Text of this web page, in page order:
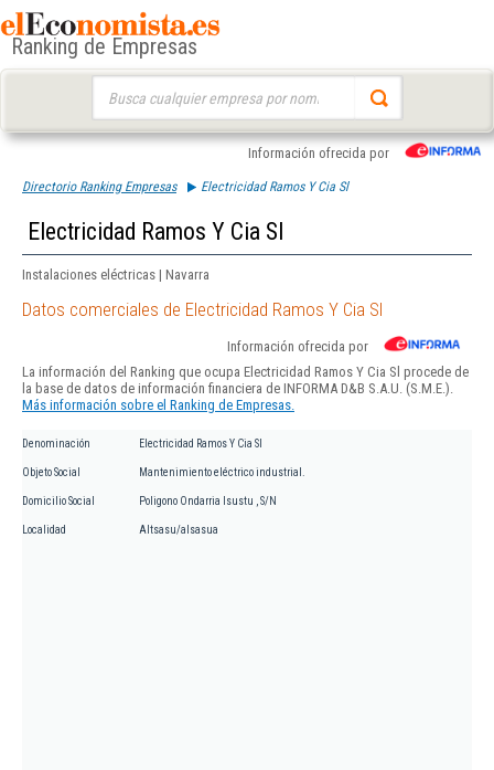
Ranking de Empresas
Información ofrecida por
Directorio Ranking Empresas Electricidad Ramos Y Cia Sl
Electricidad Ramos Y Cia Sl
Instalaciones eléctricas | Navarra
Datos comerciales de Electricidad Ramos Y Cia Sl
Información ofrecida por
La información del Ranking que ocupa Electricidad Ramos Y Cia Sl procede de
la base de datos de información financiera de INFORMA D&B S.A.U. (S.M.E.).
Más información sobre el Ranking de Empresas.
Denominación Electricidad Ramos Y Cia Sl
Objeto Social Mantenimiento eléctrico industrial.
Domicilio Social Poligono Ondarria Isustu , S/N
Localidad Altsasu/alsasua